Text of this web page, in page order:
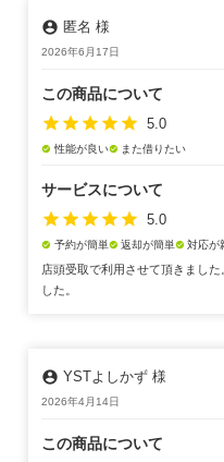
account_circle 匿名 様
2026年6月17日
この商品について
star star star star star 5.0
check_circle 性能が良いcheck_circle また借りたい
サービスについて
star star star star star 5.0
check_circle 予約が簡単check_circle 返却が簡単check_circle 対応が
店頭受取で利用させて頂きまし
した。
account_circle YSTよしかず 様
2026年4月14日
この商品について